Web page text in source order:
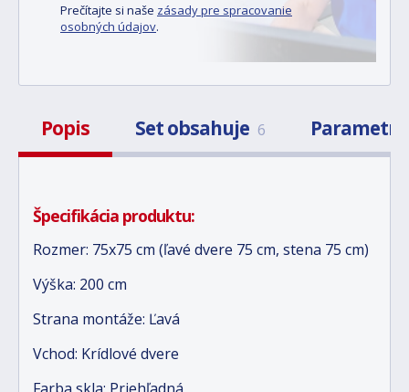
Prečítajte si naše zásady pre spracovanie
osobných údajov.
Popis Set obsahuje 6 Parametre
Špecifikácia produktu:
Rozmer: 75x75 cm (ľavé dvere 75 cm, stena 75 cm)
Výška: 200 cm
Strana montáže: Ľavá
Vchod: Krídlové dvere
Farba skla: Priehľadná